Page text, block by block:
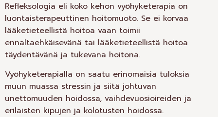
Refleksologia eli koko kehon vyöhyketerapia on
luontaisterapeuttinen hoitomuoto. Se ei korvaa
lääketieteellistä hoitoa vaan toimii
ennaltaehkäisevänä tai lääketieteellistä hoitoa
täydentävänä ja tukevana hoitona.
Vyöhyketerapialla on saatu erinomaisia tuloksia
muun muassa stressin ja siitä johtuvan
unettomuuden hoidossa, vaihdevuosioireiden ja
erilaisten kipujen ja kolotusten hoidossa.